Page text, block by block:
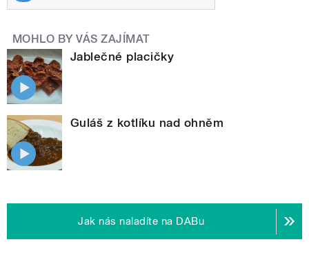
MOHLO BY VÁS ZAJÍMAT
Jablečné placičky
Guláš z kotlíku nad ohněm
Jak nás naladíte na DABu